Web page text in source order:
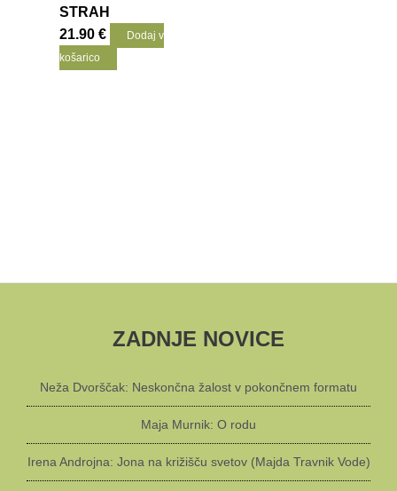
STRAH
21.90€
Dodaj v
košarico
ZADNJE NOVICE
Neža Dvorščak: Neskončna žalost v pokončnem formatu
Maja Murnik: O rodu
Irena Androjna: Jona na križišču svetov (Majda Travnik Vode)